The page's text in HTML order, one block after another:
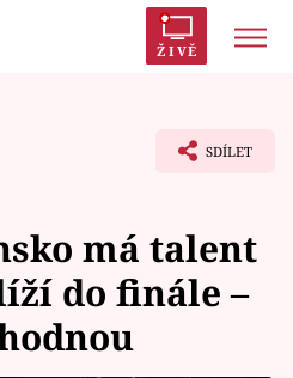
ŽIVĚ
SDÍLET
má talent
do finále –